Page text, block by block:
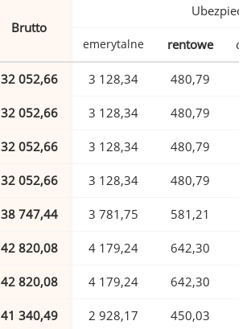
Brutto
emerytalne rentowe
32 052,66 3 128,34 480,79
32 052,66 3 128,34 480,79
32 052,66 3 128,34 480,79
32 052,66 3 128,34 480,79
38 747,44 3 781,75 581,21
42 820,08 4 179,24 642,30
42 820,08 4 179,24 642,30
41 340,49 2 928,17 450,03